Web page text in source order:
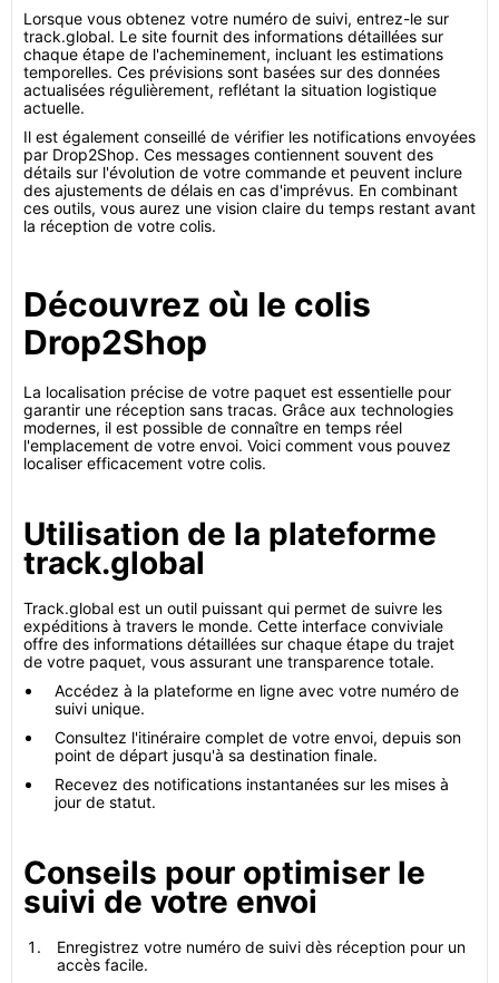
Lorsque vous obtenez votre numéro de suivi, entrez-le sur
track.global. Le site fournit des informations détaillées sur
chaque étape de l'acheminement, incluant les estimations
temporelles. Ces prévisions sont basées sur des données
actualisées régulièrement, reflétant la situation logistique
actuelle.
Il est également conseillé de vérifier les notifications envoyées
par Drop2Shop. Ces messages contiennent souvent des
détails sur l'évolution de votre commande et peuvent inclure
des ajustements de délais en cas d'imprévus. En combinant
ces outils, vous aurez une vision claire du temps restant avant
la réception de votre colis.
Découvrez où le colis
Drop2Shop
La localisation précise de votre paquet est essentielle pour
garantir une réception sans tracas. Grâce aux technologies
modernes, il est possible de connaître en temps réel
l'emplacement de votre envoi. Voici comment vous pouvez
localiser efficacement votre colis.
Utilisation de la plateforme
track.global
Track.global est un outil puissant qui permet de suivre les
expéditions à travers le monde. Cette interface conviviale
offre des informations détaillées sur chaque étape du trajet
de votre paquet, vous assurant une transparence totale.
Accédez à la plateforme en ligne avec votre numéro de
suivi unique.
Consultez l'itinéraire complet de votre envoi, depuis son
point de départ jusqu'à sa destination finale.
Recevez des notifications instantanées sur les mises à
jour de statut.
Conseils pour optimiser le
suivi de votre envoi
Enregistrez votre numéro de suivi dès réception pour un
accès facile.